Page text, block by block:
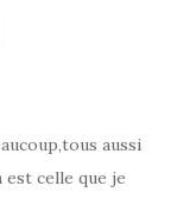
aussi
est celle que je